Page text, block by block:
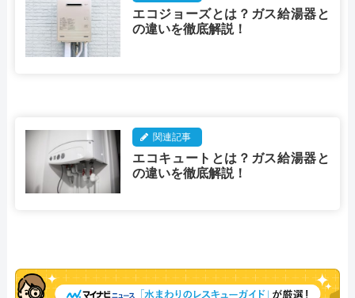
エコジョーズとは？ガス給湯器と
の違いを徹底解説！
関連記事
エコキュートとは？ガス給湯器と
の違いを徹底解説！